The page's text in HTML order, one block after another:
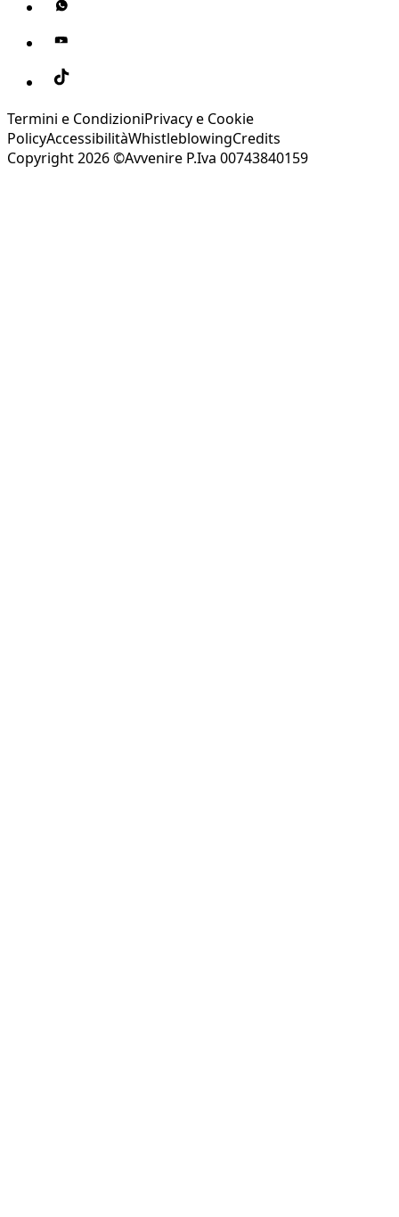
Termini e CondizioniPrivacy e Cookie
PolicyAccessibilitàWhistleblowingCredits
Copyright 2026 ©Avvenire P.Iva 00743840159